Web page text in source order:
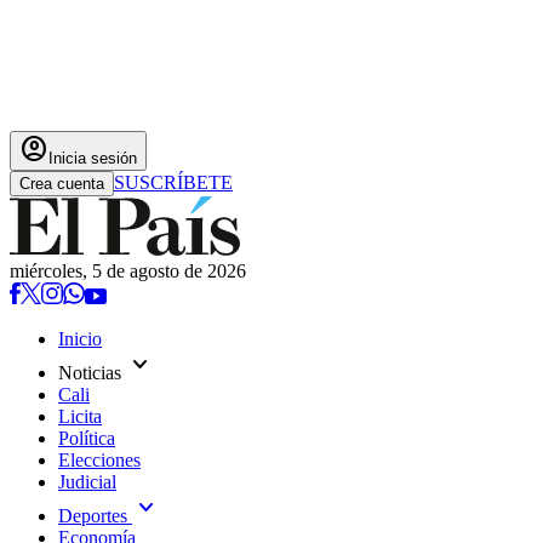
account_circle Inicia sesión
Crea cuenta SUSCRÍBETE
miércoles, 5 de agosto de 2026
Inicio
Noticias expand_more
Cali
Licita
Política
Elecciones
Judicial
Deportes expand_more
Economía